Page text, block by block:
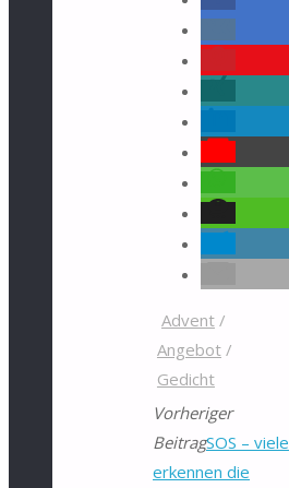
Advent/
Angebot/
Gedicht
Vorheriger
BeitragSOS – viele
erkennen die